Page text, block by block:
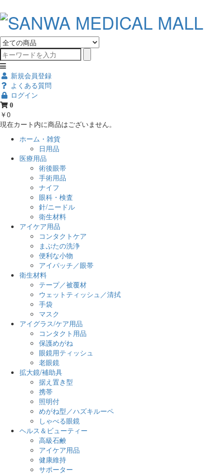
新規会員登録
よくある質問
ログイン
0
￥0
現在カート内に商品はございません。
ホーム・雑貨
日用品
医療用品
術後眼帯
手術用品
ナイフ
眼科・検査
針/ニードル
衛生材料
アイケア用品
コンタクトケア
まぶたの洗浄
便利な小物
アイパッチ／眼帯
衛生材料
テープ／被覆材
ウェットティッシュ／清拭
手袋
マスク
アイグラス/ケア用品
コンタクト用品
保護めがね
眼鏡用ティッシュ
老眼鏡
拡大鏡/補助具
据え置き型
携帯
照明付
めがね型／ハズキルーペ
しゃべる眼鏡
ヘルス＆ビューティー
高級石鹸
アイケア用品
健康維持
サポーター